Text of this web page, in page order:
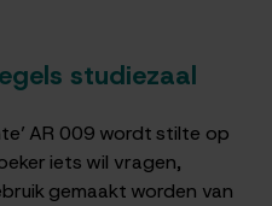
studiezaal
AR 009 wordt stilte op
iets wil vragen,
gemaakt worden van